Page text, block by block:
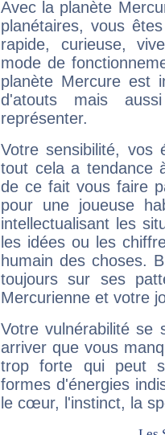
Avec la planète
planétaires, vous
rapide, curieuse,
mode de
planète Mercure est
d'atouts mais
représenter.
Votre sensibilité,
tout cela a tendance
de ce fait vous faire
pour une joueuse
intellectualisant les
les idées ou les
humain des choses.
toujours sur ses
Mercurienne et votre
Votre vulnérabilité se
arriver que vous
trop forte qui peut
formes d'énergies
le cœur, l'instinct, la